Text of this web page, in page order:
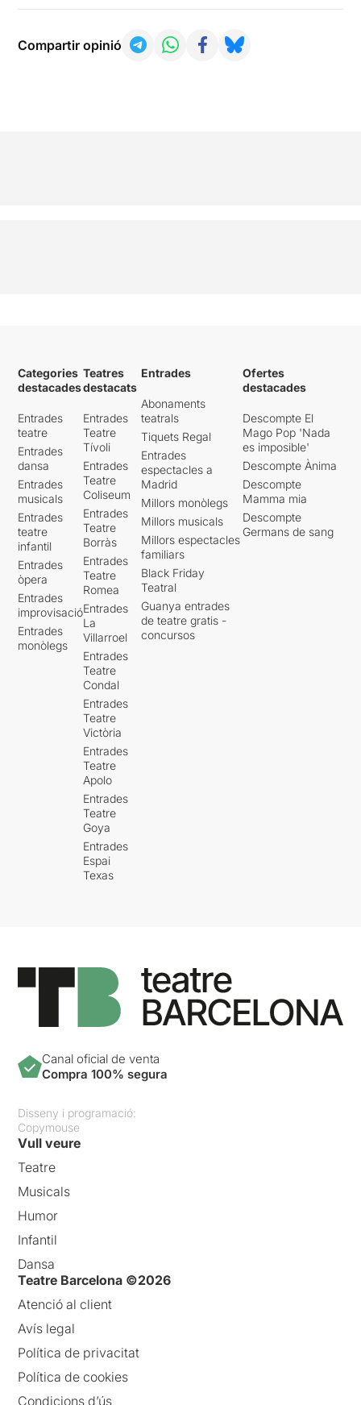
Compartir opinió
Categories
destacades
Entrades
teatre
Entrades
dansa
Entrades
musicals
Entrades
teatre
infantil
Entrades
òpera
Entrades
improvisació
Entrades
monòlegs
Teatres
destacats
Entrades
Teatre
Tívoli
Entrades
Teatre
Coliseum
Entrades
Teatre
Borràs
Entrades
Teatre
Romea
Entrades
La
Villarroel
Entrades
Teatre
Condal
Entrades
Teatre
Victòria
Entrades
Teatre
Apolo
Entrades
Teatre
Goya
Entrades
Espai
Texas
Entrades
Abonaments
teatrals
Tiquets Regal
Entrades
espectacles a
Madrid
Millors monòlegs
Millors musicals
Millors espectacles
familiars
Black Friday
Teatral
Guanya entrades
de teatre gratis -
concursos
Ofertes
destacades
Descompte El
Mago Pop 'Nada
es imposible'
Descompte Ànima
Descompte
Mamma mia
Descompte
Germans de sang
Canal oficial de venta
Compra 100% segura
Disseny i programació:
Copymouse
Vull veure
Teatre
Musicals
Humor
Infantil
Dansa
Teatre Barcelona ©2026
Atenció al client
Avís legal
Política de privacitat
Política de cookies
Condicions d’ús